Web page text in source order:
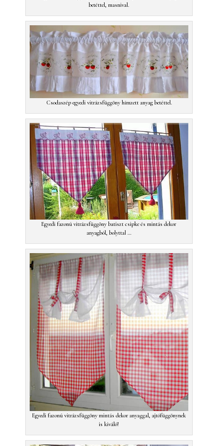
betéttel, masnival.
Csodaszép egyedi vitrázsfüggöny hímzett anyag betéttel.
Egyedi fazonú vitrázsfüggöny batiszt csipke és mintás dekor
anyagból, bolyttal …
Egyedi fazonú vitrázsfüggöny mintás dekor anyaggal, ajtófüggönynek
is kiváló!